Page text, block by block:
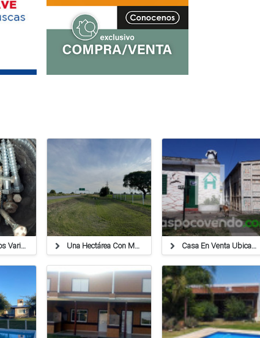
Tornillos Nuevos Varios Cu Herramientas Manuales Rafaela Una Hectárea Con Mejoras En Autovía Ruta 34 Km 211 Antes De Llegar A Susana.- Casa En Venta Ubicada En Calle San Lorenzo 1245